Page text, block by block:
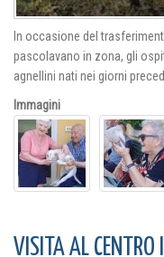
In occasione del
pascolavano in zona, gli
agnellini nati nei giorni
Immagini
VISITA AL